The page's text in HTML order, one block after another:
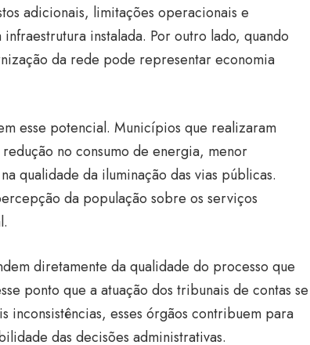
adicionais, limitações operacionais e
instalada. Por outro lado, quando
da rede pode representar economia
esse potencial. Municípios que realizaram
no consumo de energia, menor
qualidade da iluminação das vias públicas.
da população sobre os serviços
diretamente da qualidade do processo que
ponto que a atuação dos tribunais de contas se
esses órgãos contribuem para
das decisões administrativas.